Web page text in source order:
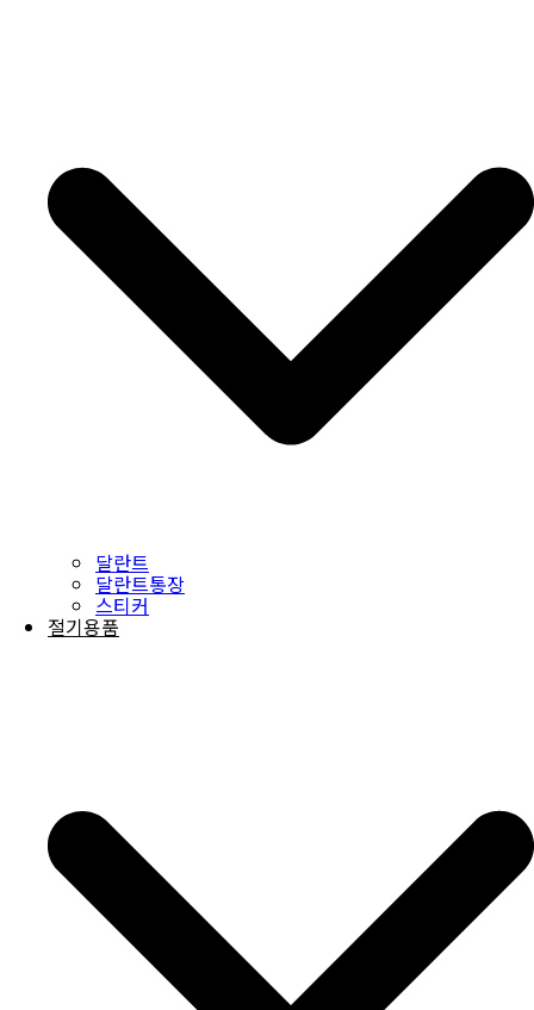
달란트
달란트통장
스티커
절기용품